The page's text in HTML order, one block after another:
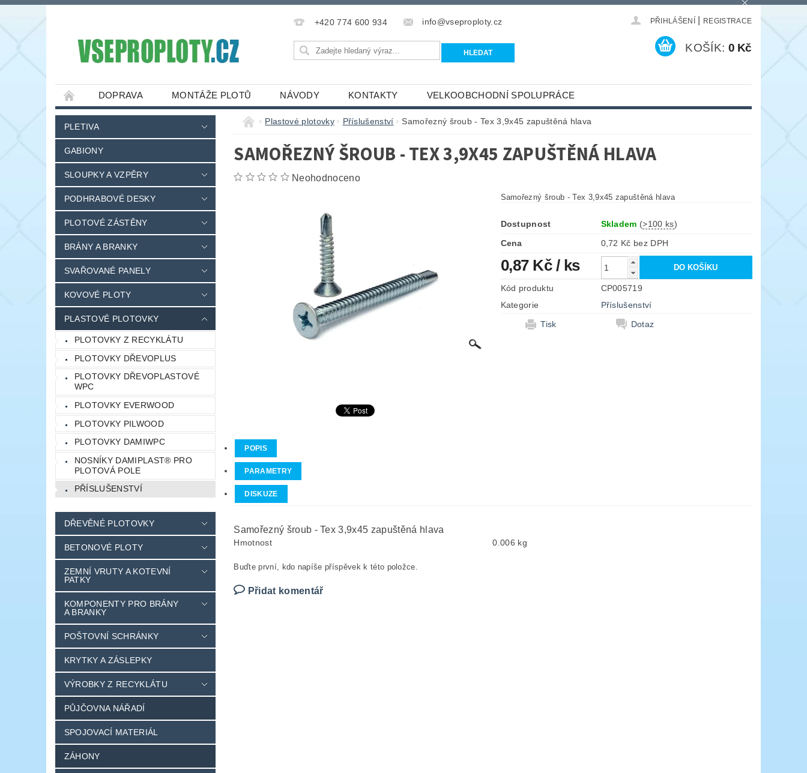
+420 774 600 934 info@vseproploty.cz PŘIHLÁŠENÍ REGISTRACE
KOŠÍK: 0 Kč
DOPRAVA MONTÁŽE PLOTŮ NÁVODY KONTAKTY VELKOOBCHODNÍ SPOLUPRÁCE
PLETIVA
GABIONY
SLOUPKY A VZPĚRY
PODHRABOVÉ DESKY
PLOTOVÉ ZÁSTĚNY
BRÁNY A BRANKY
SVAŘOVANÉ PANELY
KOVOVÉ PLOTY
PLASTOVÉ PLOTOVKY
PLOTOVKY Z RECYKLÁTU
PLOTOVKY DŘEVOPLUS
PLOTOVKY DŘEVOPLASTOVÉ
WPC
PLOTOVKY EVERWOOD
PLOTOVKY PILWOOD
PLOTOVKY DAMIWPC
NOSNÍKY DAMIPLAST® PRO
PLOTOVÁ POLE
PŘÍSLUŠENSTVÍ
DŘEVĚNÉ PLOTOVKY
BETONOVÉ PLOTY
ZEMNÍ VRUTY A KOTEVNÍ
PATKY
KOMPONENTY PRO BRÁNY
A BRANKY
POŠTOVNÍ SCHRÁNKY
KRYTKY A ZÁSLEPKY
VÝROBKY Z RECYKLÁTU
PŮJČOVNA NÁŘADÍ
SPOJOVACÍ MATERIÁL
ZÁHONY
Plastové plotovky Příslušenství Samořezný šroub - Tex 3,9x45 zapuštěná hlava
SAMOŘEZNÝ ŠROUB - TEX 3,9X45 ZAPUŠTĚNÁ HLAVA
Neohodnoceno
Samořezný šroub - Tex 3,9x45 zapuštěná hlava
Dostupnost Skladem (>100 ks)
Cena
0,72 Kč bez DPH
0,87 Kč / ks
Kód produktu
CP005719
Kategorie
Příslušenství
Tisk
Dotaz
POPIS
PARAMETRY
DISKUZE
Samořezný šroub - Tex 3,9x45 zapuštěná hlava
Hmotnost 0.006 kg
Buďte první, kdo napíše příspěvek k této položce.
Přidat komentář